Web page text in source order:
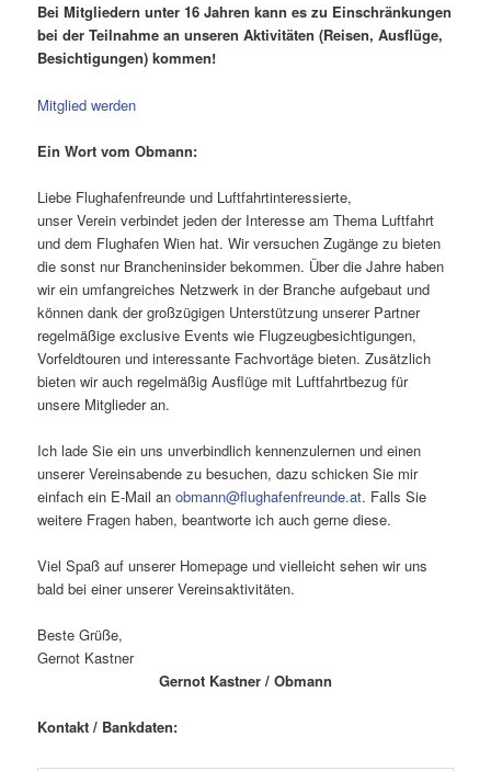
Bei Mitgliedern unter 16 Jahren kann es zu Einschränkungen
bei der Teilnahme an unseren Aktivitäten(Reisen, Ausflüge,
Besichtigungen) kommen!
Mitglied werden
Ein Wort vom Obmann:
Liebe Flughafenfreunde und Luftfahrtinteressierte,
unser Verein verbindet jeden der Interesse am Thema Luftfahrt
und dem Flughafen Wien hat. Wir versuchen Zugänge zu bieten
die sonst nur Brancheninsider bekommen. Über die Jahre haben
wir ein umfangreiches Netzwerk in der Branche aufgebaut und
können dank der großzügigen Unterstützung unserer Partner
regelmäßige exclusive Events wie Flugzeugbesichtigungen,
Vorfeldtouren und interessante Fachvortäge bieten. Zusätzlich
bieten wir auch regelmäßig Ausflüge mit Luftfahrtbezug für
unsere Mitglieder an.
Ich lade Sie ein uns unverbindlich kennenzulernen und einen
unserer Vereinsabende zu besuchen, dazu schicken Sie mir
einfach ein E-Mail anobmann@flughafenfreunde.at. Falls Sie
weitere Fragen haben, beantworte ich auch gerne diese.
Viel Spaß auf unserer Homepage und vielleicht sehen wir uns
bald bei einer unserer Vereinsaktivitäten.
Beste Grüße,
Gernot Kastner
Gernot Kastner / Obmann
Kontakt / Bankdaten: